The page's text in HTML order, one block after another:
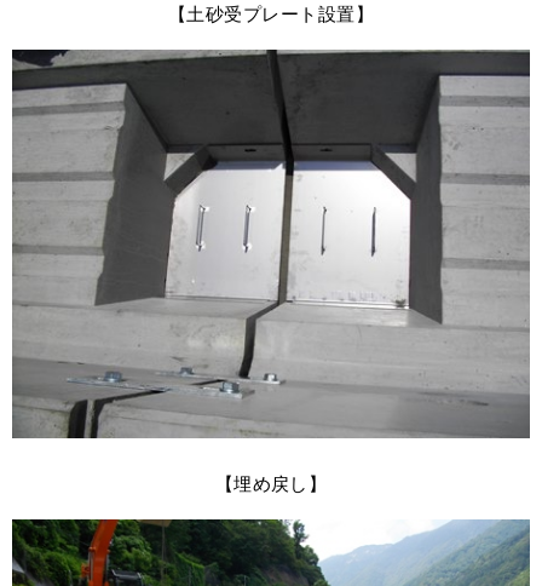
【土砂受プレート設置】
【埋め戻し】